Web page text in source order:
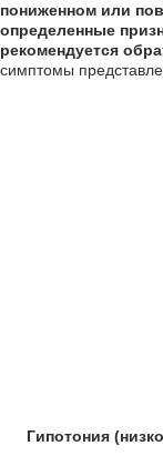
пониженном или
определенные
рекомендуется
симптомы
Гипотония